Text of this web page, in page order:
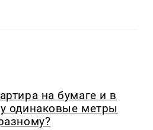
на бумаге и в
одинаковые метры